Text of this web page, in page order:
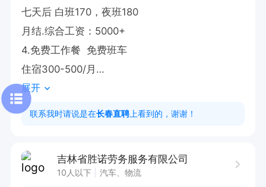
七天后 白班170，夜班180
月结.综合工资：5000+
4.免费工作餐  免费班车
住宿300-500/月
6.入职保险 100 ，三个月内体检报告。
位置:南关区金城街.
展开
联系我时请说是在长春直聘 上看到的，谢谢！
吉林省胜诺劳务服务有限公司
10人以下 汽车、物流